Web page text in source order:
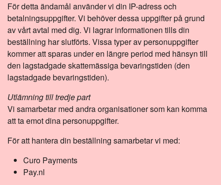
För detta ändamål använder vi din IP-adress och
betalningsuppgifter. Vi behöver dessa uppgifter på grund
av vårt avtal med dig. Vi lagrar informationen tills din
beställning har slutförts. Vissa typer av personuppgifter
kommer att sparas under en längre period med hänsyn till
den lagstadgade skattemässiga bevaringstiden (den
lagstadgade bevaringstiden).
Utlämning till tredje part
Vi samarbetar med andra organisationer som kan komma
att ta emot dina personuppgifter.
För att hantera din beställning samarbetar vi med:
Curo Payments
Pay.nl